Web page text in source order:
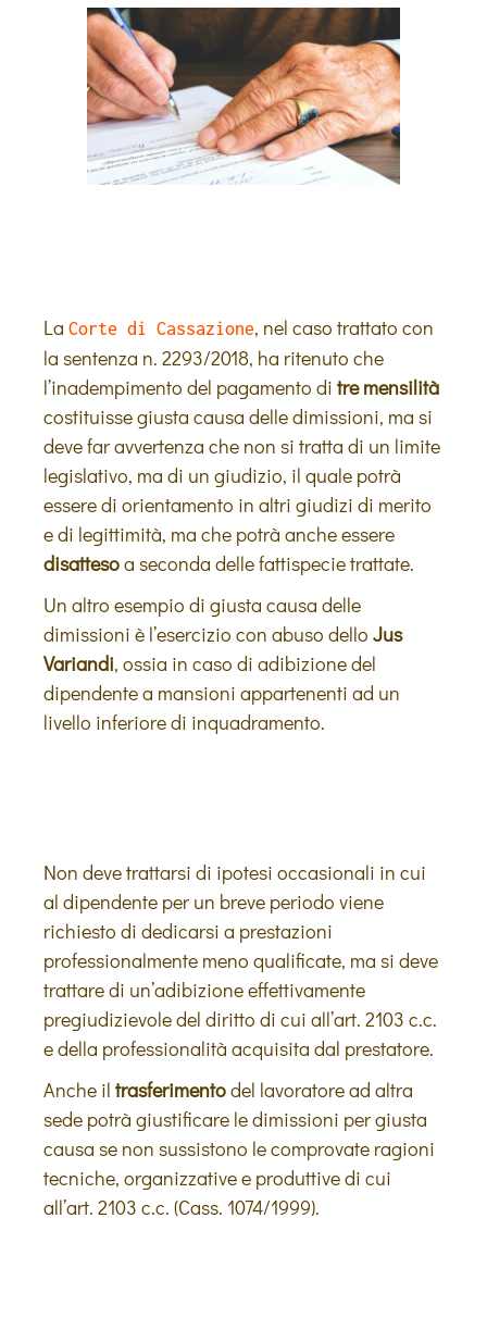
La Corte di Cassazione, nel caso trattato con
la sentenza n. 2293/2018, ha ritenuto che
l’inadempimento del pagamento di tre mensilità
costituisse giusta causa delle dimissioni, ma si
deve far avvertenza che non si tratta di un limite
legislativo, ma di un giudizio, il quale potrà
essere di orientamento in altri giudizi di merito
e di legittimità, ma che potrà anche essere
disattesoa seconda delle fattispecie trattate.
Un altro esempio di giusta causa delle
dimissioni è l’esercizio con abuso dello Jus
Variandi, ossia in caso di adibizione del
dipendente a mansioni appartenenti ad un
livello inferiore di inquadramento.
Non deve trattarsi di ipotesi occasionali in cui
al dipendente per un breve periodo viene
richiesto di dedicarsi a prestazioni
professionalmente meno qualificate, ma si deve
trattare di un’adibizione effettivamente
pregiudizievole del diritto di cui all’art. 2103 c.c.
e della professionalità acquisita dal prestatore.
Anche il trasferimentodel lavoratore ad altra
sede potrà giustificare le dimissioni per giusta
causa se non sussistono le comprovate ragioni
tecniche, organizzative e produttive di cui
all’art. 2103 c.c. (Cass. 1074/1999).